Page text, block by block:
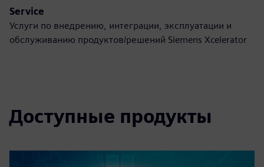
Service
Услуги по внедрению, интеграции, эксплуатации и
обслуживанию продуктов/решений Siemens Xcelerator
Доступные продукты